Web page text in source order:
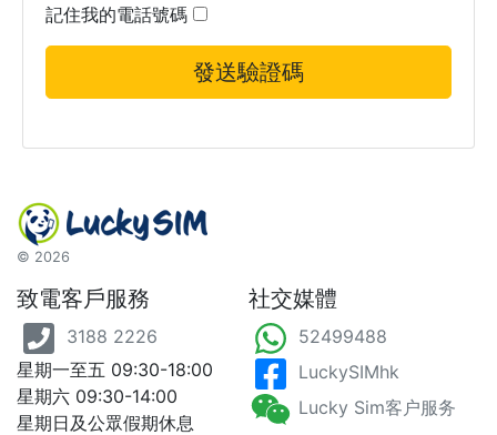
記住我的電話號碼
發送驗證碼
© 2026
致電客戶服務
3188 2226
星期一至五 09:30-18:00
星期六 09:30-14:00
星期日及公眾假期休息
社交媒體
52499488
LuckySIMhk
Lucky Sim客户服务